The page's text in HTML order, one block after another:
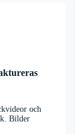
och
Bilder